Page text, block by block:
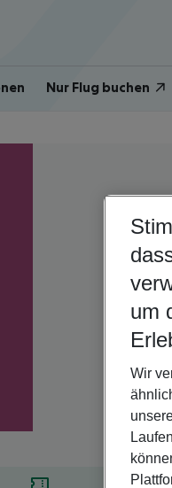
Nur Flug buchen
um
Wir